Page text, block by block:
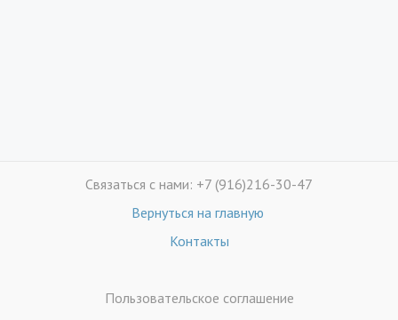
Связаться с нами: +7 (916)216-30-47
Вернуться на главную
Контакты
Пользовательское соглашение